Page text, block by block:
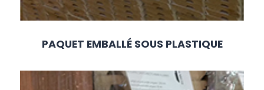
PAQUET EMBALLÉ SOUS PLASTIQUE